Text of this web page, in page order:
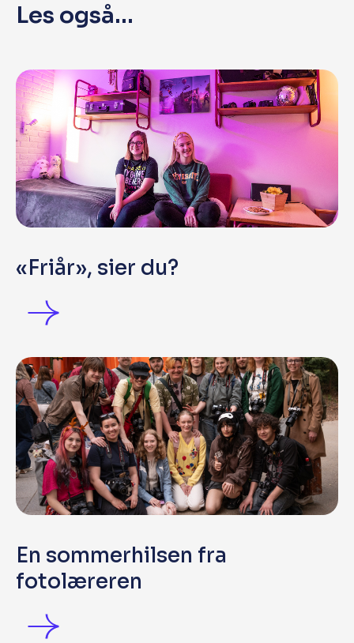
Les også...
«Friår», sier du?
En sommerhilsen fra
fotolæreren